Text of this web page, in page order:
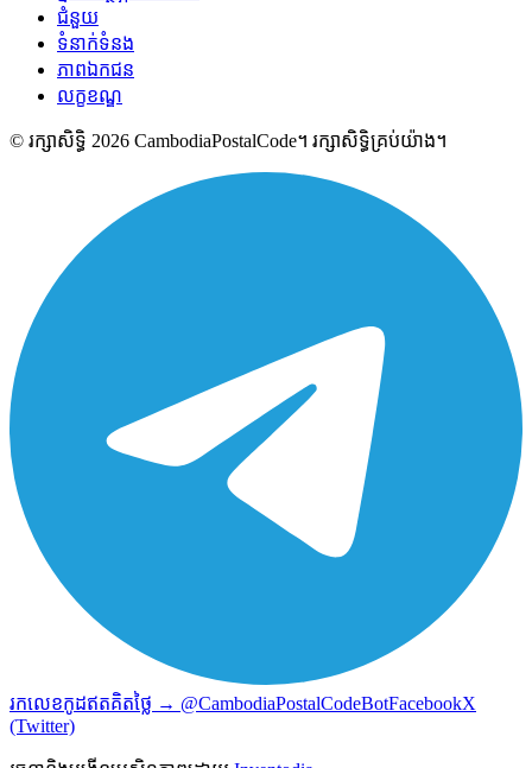
ជំនួយ
ទំនាក់ទំនង
ភាពឯកជន
លក្ខខណ្ឌ
© រក្សាសិទ្ធិ 2026 CambodiaPostalCode។ រក្សាសិទ្ធិគ្រប់យ៉ាង។
រកលេខកូដឥតគិតថ្លៃ → @CambodiaPostalCodeBotFacebookX
(Twitter)